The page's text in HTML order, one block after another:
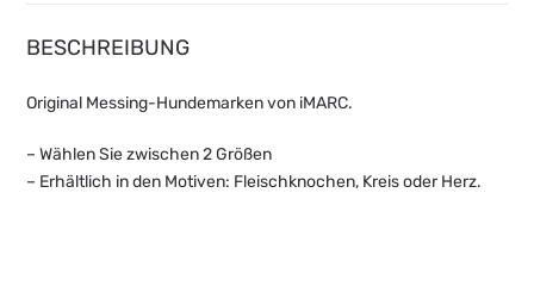
BESCHREIBUNG
Original Messing-Hundemarken von iMARC.
– Wählen Sie zwischen 2 Größen
– Erhältlich in den Motiven: Fleischknochen, Kreis oder Herz.